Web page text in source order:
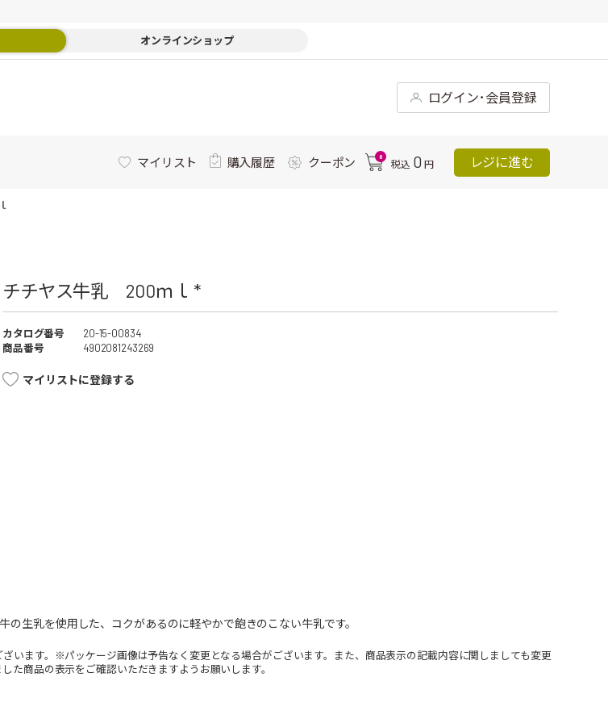
オンラインショップ
ログイン･会員登録
マイリスト 購入履歴 クーポン 0
税込 0 円 レジに進む
チチヤス牛乳 200ｍｌ *
カタログ番号
20-15-00834
商品番号
4902081243269
マイリストに登録する
生乳を使用した、コクがあるのに軽やかで飽きのこない牛乳です。
います。※パッケージ画像は予告なく変更となる場合がございます。また、商品表示の記載内容に関しましても変更
た商品の表示をご確認いただきますようお願いします。